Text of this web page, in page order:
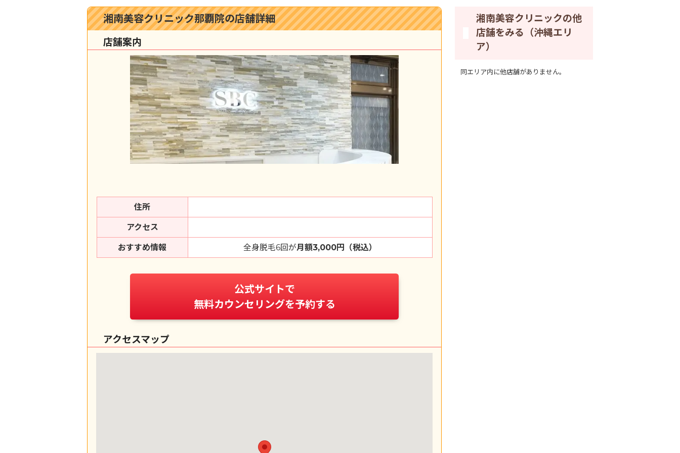
湘南美容クリニック那覇院の店舗詳細
店舗案内
住所
アクセス
おすすめ情報 全身脱毛6回が月額3,000円（税込）
公式サイトで
無料カウンセリングを予約する
アクセスマップ
湘南美容クリニックの他
店舗をみる （沖縄エリ
ア）
同エリア内に他店舗がありません。